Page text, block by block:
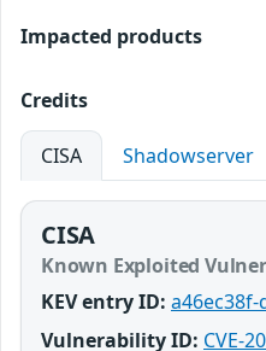
Impacted products
Credits
CISA Shadowserver
CISA
Known Exploited
KEV entry ID: a46ec38f-
Vulnerability ID: CVE-